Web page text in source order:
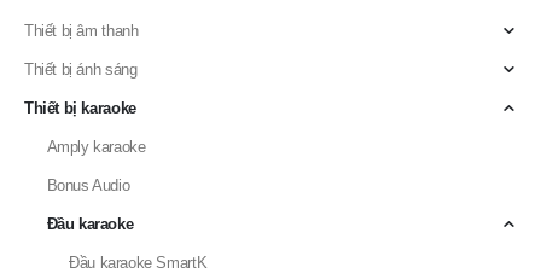
AD Systems
Dàn karaoke
Doublepow
Fortech Pro Audio
Thiết bị âm thanh
Thiết bị ánh sáng
Thiết bị karaoke